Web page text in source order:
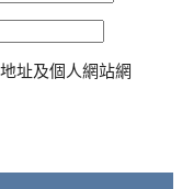
址及個人網站網